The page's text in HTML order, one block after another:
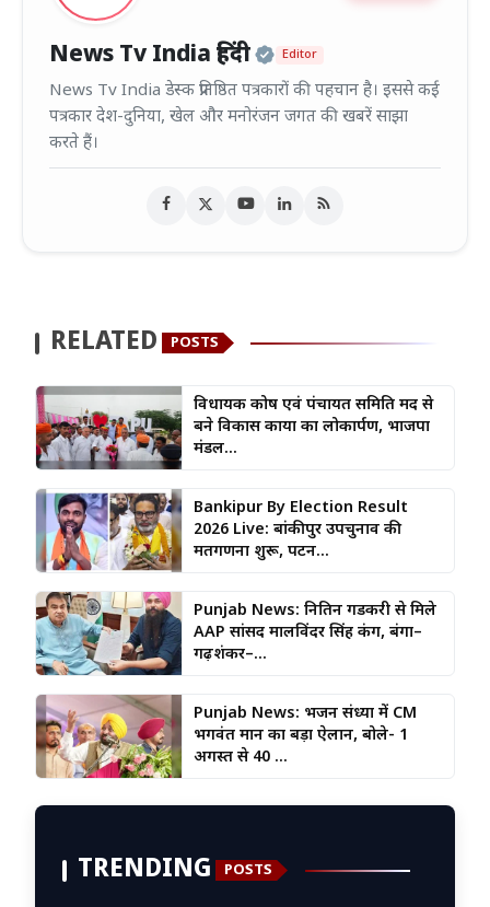
News Tv India हिंदी Official | Verified
Editor
News Tv India डेस्क प्रतिष्ठित पत्रकारों की पहचान है। इससे कई
पत्रकार देश-दुनिया, खेल और मनोरंजन जगत की खबरें साझा
करते हैं।
RELATED POSTS
विधायक कोष एवं पंचायत समिति मद से
बने विकास कार्यों का लोकार्पण, भाजपा
मंडल...
Bankipur By Election Result
2026 Live: बांकीपुर उपचुनाव की
मतगणना शुरू, पटन...
Punjab News: नितिन गडकरी से मिले
AAP सांसद मालविंदर सिंह कंग, बंगा–
गढ़शंकर–...
Punjab News: भजन संध्या में CM
भगवंत मान का बड़ा ऐलान, बोले- 1
अगस्त से 40 ...
TRENDING POSTS